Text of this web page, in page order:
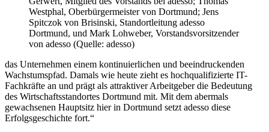
Westphal, Oberbürgermeister von Dortmund; Jens
Spitczok von Brisinski, Standortleitung adesso
Dortmund, und Mark Lohweber, Vorstandsvorsitzender
von adesso (Quelle: adesso)
das Unternehmen einem kontinuierlichen und beeindruckenden
Wachstumspfad. Damals wie heute zieht es hochqualifizierte IT-
Fachkräfte an und prägt als attraktiver Arbeitgeber die Bedeutung
des Wirtschaftsstandortes Dortmund mit. Mit dem abermals
gewachsenen Hauptsitz hier in Dortmund setzt adesso diese
Erfolgsgeschichte fort.“